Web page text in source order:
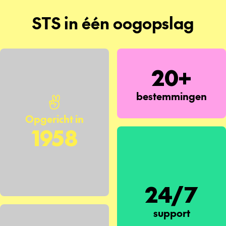
STS in één oogopslag
Opgericht in
1958
20+
bestemmingen
24/7
support